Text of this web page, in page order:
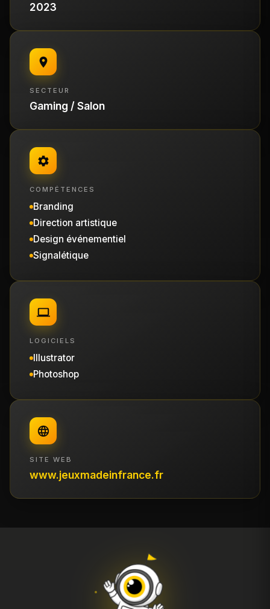
2023
SECTEUR
Gaming / Salon
COMPÉTENCES
Branding
Direction artistique
Design événementiel
Signalétique
LOGICIELS
Illustrator
Photoshop
SITE WEB
www.jeuxmadeinfrance.fr